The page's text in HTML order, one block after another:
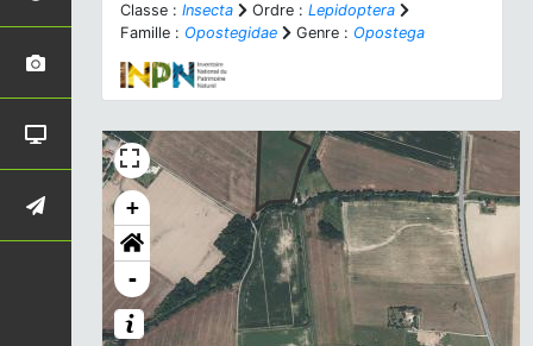
Classe : Insecta Ordre : Lepidoptera
Famille : Opostegidae Genre : Opostega
+
-